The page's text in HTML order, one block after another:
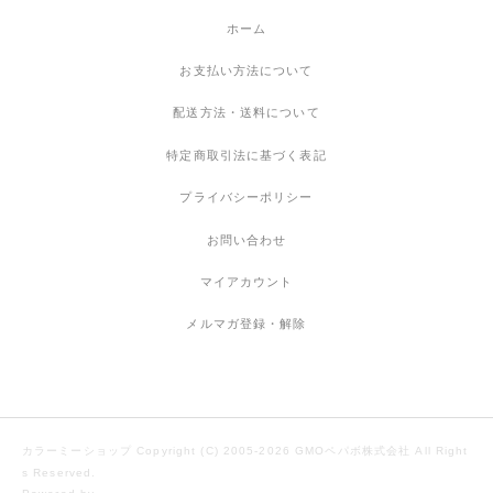
ホーム
お支払い方法について
配送方法・送料について
特定商取引法に基づく表記
プライバシーポリシー
お問い合わせ
マイアカウント
メルマガ登録・解除
カラーミーショップ Copyright (C) 2005-2026 GMOペパボ株式会社
All Right
s Reserved.